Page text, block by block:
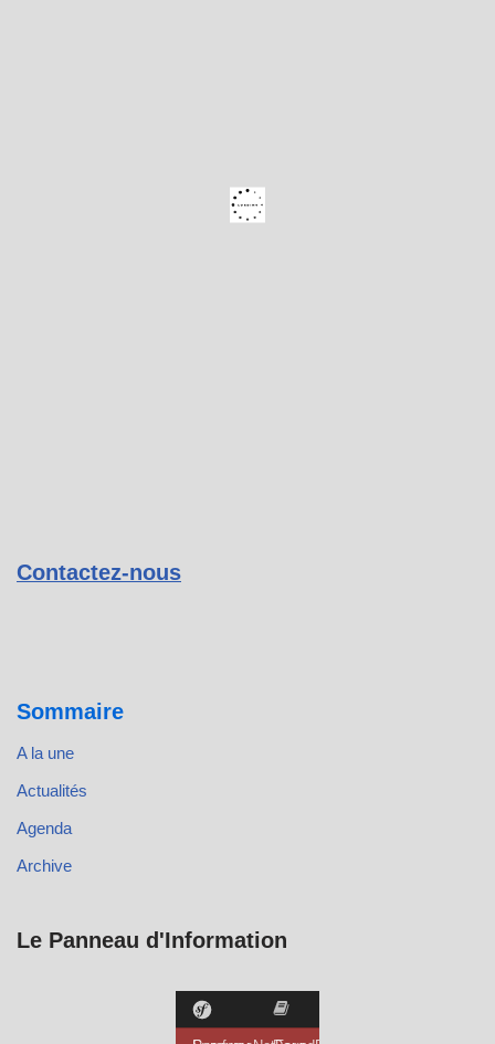
Contactez-nous
Sommaire
A la une
Actualités
Agenda
Archive
Le Panneau d'Information